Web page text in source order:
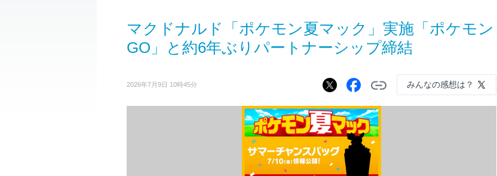
マクドナルド「ポケモン夏マック」実施「ポケモン
GO」と約6年ぶりパートナーシップ締結
2026年7月9日 10時45分 みんなの感想は？